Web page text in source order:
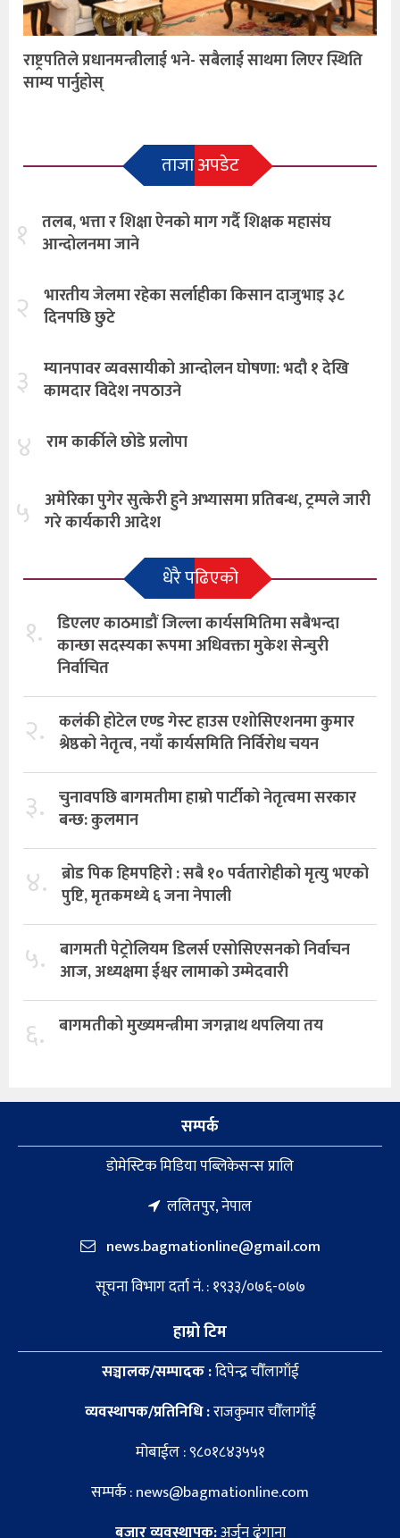
राष्ट्रपतिले प्रधानमन्त्रीलाई भने- सबैलाई साथमा लिएर स्थिति
साम्य पार्नुहोस्
ताजा अपडेट
१ तलब, भत्ता र शिक्षा ऐनको माग गर्दै शिक्षक महासंघ
आन्दोलनमा जाने
२ भारतीय जेलमा रहेका सर्लाहीका किसान दाजुभाइ ३८
दिनपछि छुटे
३ म्यानपावर व्यवसायीको आन्दोलन घोषणा: भदौ १ देखि
कामदार विदेश नपठाउने
४ राम कार्कीले छोडे प्रलोपा
५ अमेरिका पुगेर सुत्केरी हुने अभ्यासमा प्रतिबन्ध, ट्रम्पले जारी
गरे कार्यकारी आदेश
धेरै पढिएको
१. डिएलए काठमाडौं जिल्ला कार्यसमितिमा सबैभन्दा
कान्छा सदस्यका रूपमा अधिवक्ता मुकेश सेन्चुरी
निर्वाचित
२. कलंकी होटेल एण्ड गेस्ट हाउस एशोसिएशनमा कुमार
श्रेष्ठको नेतृत्व, नयाँ कार्यसमिति निर्विरोध चयन
३. चुनावपछि बागमतीमा हाम्राे पार्टीको नेतृत्वमा सरकार
बन्छ: कुलमान
४. ब्रोड पिक हिमपहिरो : सबै १० पर्वतारोहीको मृत्यु भएको
पुष्टि, मृतकमध्ये ६ जना नेपाली
५. बागमती पेट्रोलियम डिलर्स एसोसिएसनको निर्वाचन
आज, अध्यक्षमा ईश्वर लामाको उम्मेदवारी
६. बागमतीको मुख्यमन्त्रीमा जगन्नाथ थपलिया तय
सम्पर्क
डाेमेस्टिक मिडिया पब्लिकेसन्स प्रालि
ललितपुर, नेपाल
news.bagmationline@gmail.com
सूचना विभाग दर्ता नं. : १९३३/०७६-०७७
हाम्रो टिम
सञ्चालक/सम्पादक :दिपेन्द्र चौँलागाँई
व्यवस्थापक/प्रतिनिधि :राजकुमार चौँलागाँई
मोबाईल : ९८०१८४३५५१
सम्पर्क : news@bagmationline.com
बजार व्यवस्थापक:अर्जुन ढुंगाना